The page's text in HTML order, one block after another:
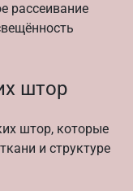
рассеивание
штор
штор, которые
и структуре